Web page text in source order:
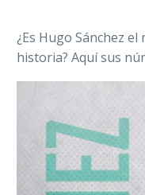
¿Es Hugo Sánchez
historia? Aquí sus